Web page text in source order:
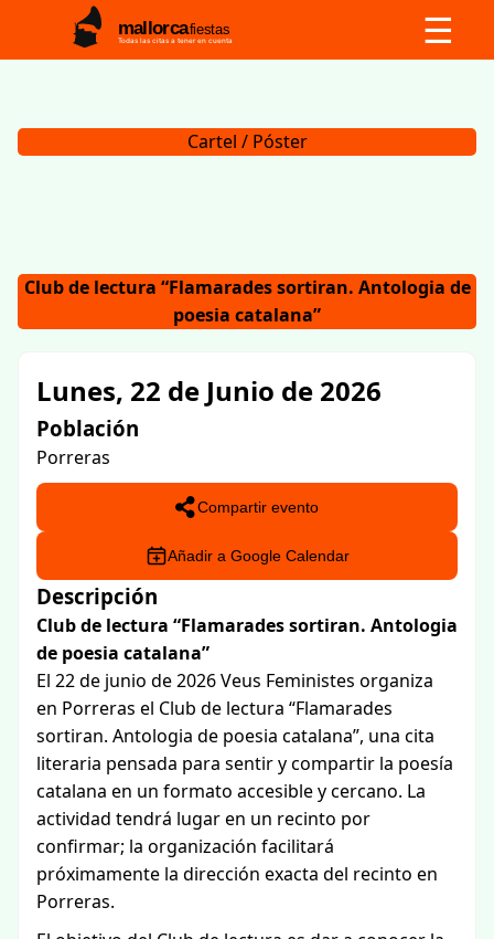
mallorcafiestas
Todas las citas a tener en cuenta ☰
Cartel / Póster
Club de lectura “Flamarades sortiran. Antologia de
poesia catalana”
Lunes, 22 de Junio de 2026
Población
Porreras
Compartir evento
Añadir a Google Calendar
Descripción
Club de lectura “Flamarades sortiran. Antologia
de poesia catalana”
El 22 de junio de 2026 Veus Feministes organiza
en Porreras el Club de lectura “Flamarades
sortiran. Antologia de poesia catalana”, una cita
literaria pensada para sentir y compartir la poesía
catalana en un formato accesible y cercano. La
actividad tendrá lugar en un recinto por
confirmar; la organización facilitará
próximamente la dirección exacta del recinto en
Porreras.